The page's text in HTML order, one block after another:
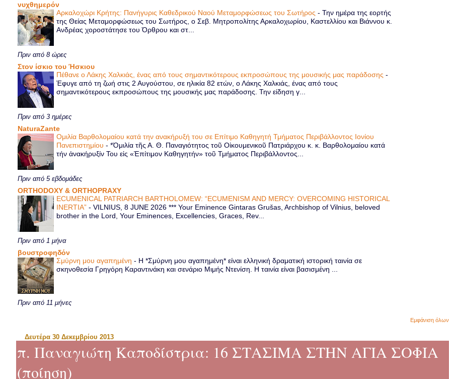
νυχθημερόν
Αρκαλοχώρι Κρήτης: Πανήγυρις Καθεδρικού Ναού Μεταμορφώσεως του Σωτήρος-Την ημέρα της εορτής
της Θείας Μεταμορφώσεως του Σωτήρος, ο Σεβ. Μητροπολίτης Αρκαλοχωρίου, Καστελλίου και Βιάννου κ.
Ανδρέας χοροστάτησε του Όρθρου και στ...
Πριν από 8 ώρες
Στον ίσκιο του Ήσκιου
Πέθανε ο Λάκης Χαλκιάς, ένας από τους σημαντικότερους εκπροσώπους της μουσικής μας παράδοσης-
Έφυγε από τη ζωή στις 2 Αυγούστου, σε ηλικία 82 ετών, ο Λάκης Χαλκιάς, ένας από τους
σημαντικότερους εκπροσώπους της μουσικής μας παράδοσης. Την είδηση γ...
Πριν από 3 ημέρες
NaturaZante
Ομιλία Βαρθολομαίου κατά την ανακήρυξή του σε Επίτιμο Καθηγητή Τμήματος Περιβάλλοντος Ιονίου
Πανεπιστημίου-*Ὁμιλία τῆς Α. Θ. Παναγιότητος τοῦ Οἰκουμενικοῦ Πατριάρχου κ. κ. Βαρθολομαίου κατά
τήν ἀνακήρυξίν Του εἰς «Ἐπίτιμον Καθηγητήν» τοῦ Τμήματος Περιβάλλοντος...
Πριν από 5 εβδομάδες
ORTHODOXY & ORTHOPRAXY
ECUMENICAL PATRIARCH BARTHOLOMEW: “ECUMENISM AND MERCY: OVERCOMING HISTORICAL
INERTIA”-VILNIUS, 8 JUNE 2026 *** Your Eminence Gintaras Grušas, Archbishop of Vilnius, beloved
brother in the Lord, Your Eminences, Excellencies, Graces, Rev...
Πριν από 1 μήνα
βουστροφηδόν
Σμύρνη μου αγαπημένη- Η *Σμύρνη μου αγαπημένη* είναι ελληνική δραματική ιστορική ταινία σε
σκηνοθεσία Γρηγόρη Καραντινάκη και σενάριο Μιμής Ντενίση. Η ταινία είναι βασισμένη ...
Πριν από 11 μήνες
Εμφάνιση όλων
Δευτέρα 30 Δεκεμβρίου 2013
π. Παναγιώτη Καποδίστρια: 16 ΣΤΑΣΙΜΑ ΣΤΗΝ ΑΓΙΑ ΣΟΦΙΑ
(ποίηση)